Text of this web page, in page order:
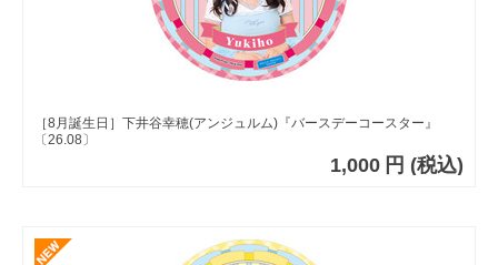
［8月誕生日］下井谷幸穂(アンジュルム)『バースデーコースター』
〔26.08〕
1,000 円 (税込)